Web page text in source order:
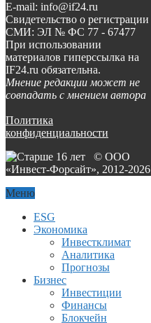
E-mail: info@if24.ru
Свидетельство о регистрации
СМИ: ЭЛ № ФС 77 - 67477
При использовании
материалов гиперссылка на
IF24.ru обязательна.
Мнение редакции может не
совпадать с мнением автора
Политика
конфиденциальности
© ООО
«Инвест-Форсайт», 2012-2026
Меню
ESG
Экономика
Инвестклимат
Аналитика
Прогнозы
Бизнес
Инвестиции
Финансы
Блокчейн